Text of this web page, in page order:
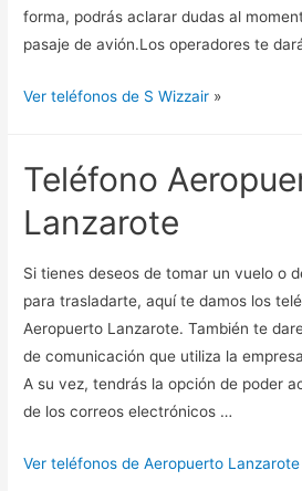
forma, podrás aclarar dudas al
pasaje de avión.Los operadores te
Ver teléfonos de S Wizzair »
Teléfono
Lanzarote
Si tienes deseos de tomar un vuelo o
para trasladarte, aquí te damos los
Aeropuerto Lanzarote. También te
de comunicación que utiliza la
A su vez, tendrás la opción de poder
de los correos electrónicos …
Ver teléfonos de Aeropuerto Lanzarote